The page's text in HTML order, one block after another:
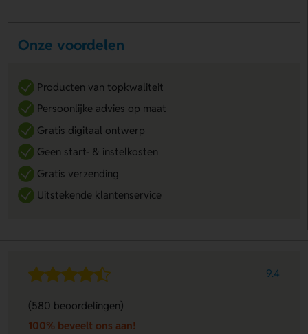
Onze voordelen
Producten van topkwaliteit
Persoonlijke advies op maat
Gratis digitaal ontwerp
Geen start- & instelkosten
Gratis verzending
Uitstekende klantenservice
9.4
(580 beoordelingen)
100% beveelt ons aan!